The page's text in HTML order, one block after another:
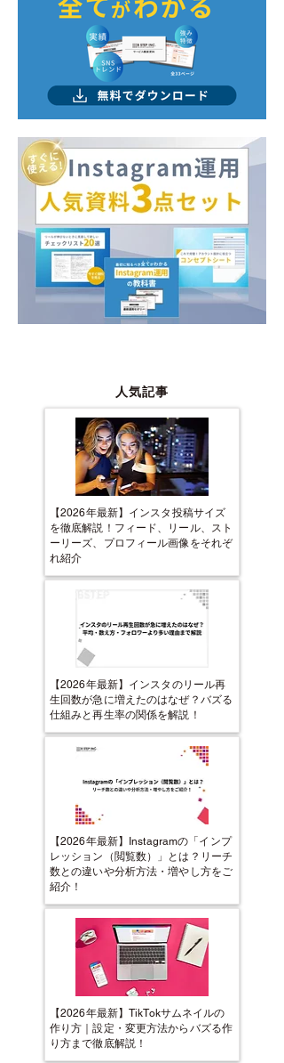
『SOHO日和』様に弊社
をご紹介いただきました
人気記事
【2026年最新】インスタ投稿サイズ
を徹底解説！フィード、リール、スト
ーリーズ、プロフィール画像をそれぞ
れ紹介
【2026年最新】インスタのリール再
生回数が急に増えたのはなぜ？バズる
仕組みと再生率の関係を解説！
【2026年最新】Instagramの「インプ
レッション（閲覧数）」とは？リーチ
数との違いや分析方法・増やし方をご
紹介！
【2026年最新】TikTokサムネイルの
作り方｜設定・変更方法からバズる作
り方まで徹底解説！